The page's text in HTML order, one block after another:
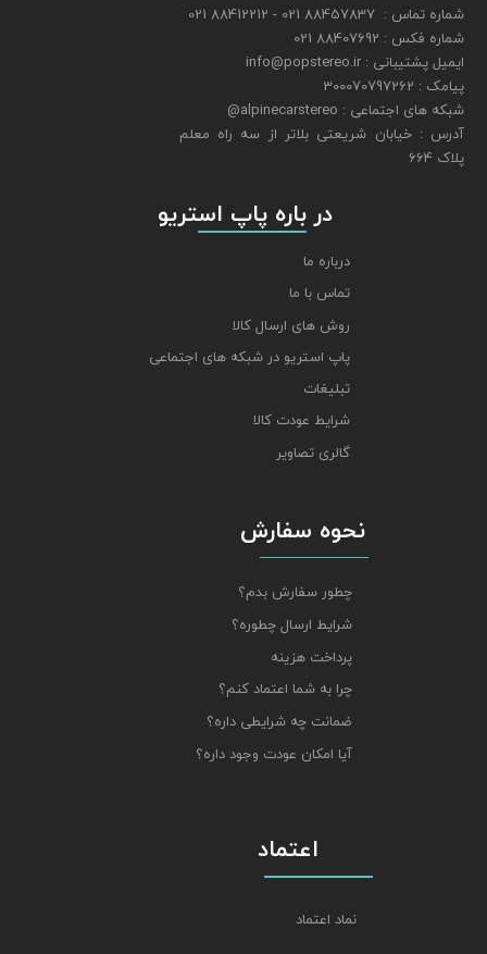
شماره تماس : 88457837 021 - 88412212 021
شماره فکس : 88407692 021
ایمیل پشتیبانی : info@popstereo.ir
پیامک : 300070797262
شبکه های اجتماعی : alpinecarstereo@
​​​​​​​آدرس : خیابان شریعتی بلاتر از سه راه معلم
پلاک 664
نحوه سفارش
چطور سفارش بدم؟
شرایط ارسال چطوره؟
پرداخت هزینه
چرا به شما اعتماد کنم؟
ضمانت چه شرایطی داره؟
آیا امکان عودت وجود داره؟
اعتماد
نماد اعتماد
​​​​​​​ در باره پاپ استریو
درباره ما
تماس با ما
روش های ارسال کالا
پاپ استریو در شبکه های اجتماعی
تبلیغات
شرایط عودت کالا
گالری تصاویر